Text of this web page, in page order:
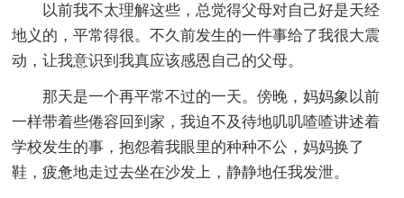
以前我不太理解这些，总觉得父母对自己好是天经
地义的，平常得很。不久前发生的一件事给了我很大震
动，让我意识到我真应该感恩自己的父母。
那天是一个再平常不过的一天。傍晚，妈妈象以前
一样带着些倦容回到家，我迫不及待地叽叽喳喳讲述着
学校发生的事，抱怨着我眼里的种种不公，妈妈换了
鞋，疲惫地走过去坐在沙发上，静静地任我发泄。